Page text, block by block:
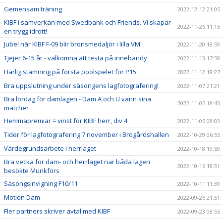
Gemensam träning 2022-12-12 21:05
KIBF i samverkan med Swedbank och Friends. Vi skapar
en trygg idrott!
2022-11-26 11:15
Jubel när KIBF F-09 blir bronsmedaljör i lilla VM 2022-11-20 18:59
Tjejer 6-15 år - välkomna att testa på innebandy 2022-11-13 17:59
Härlig stämning på första poolspelet för P15 2022-11-12 18:27
Bra uppslutning under säsongens lagfotografering! 2022-11-07 21:21
Bra lördag för damlagen - Dam A och U vann sina
matcher
2022-11-05 18:43
Hemmapremiär = vinst för KIBF herr, div 4 2022-11-05 08:03
Tider för lagfotografering 7 november i Brogårdshallen 2022-10-29 06:55
Värdegrundsarbete i herrlaget 2022-10-18 19:59
Bra vecka för dam- och herrlaget när båda lagen
besökte Munkfors
2022-10-16 18:31
Säsongsinvigning F10/11 2022-10-11 11:39
Motion Dam 2022-09-26 21:51
Fler partners skriver avtal med KIBF 2022-09-23 08:55